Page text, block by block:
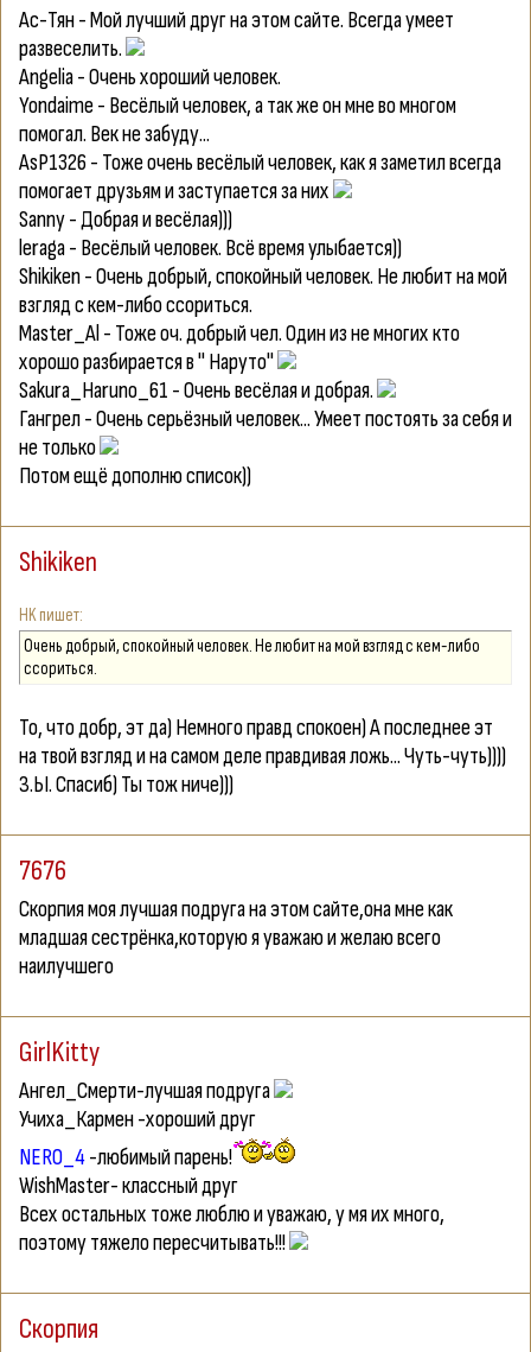
Ас-Тян- Мой лучший друг на этом сайте. Всегда умеет
развеселить.
Angelia- Очень хороший человек.
Yondаime- Весёлый человек, а так же он мне во многом
помогал. Век не забуду...
AsP1326- Тоже очень весёлый человек, как я заметил всегда
помогает друзьям и заступается за них
Sanny- Добрая и весёлая)))
leraga- Весёлый человек. Всё время улыбается))
Shikiken- Очень добрый, спокойный человек. Не любит на мой
взгляд с кем-либо ссориться.
Master_Al- Тоже оч. добрый чел. Один из не многих кто
хорошо разбирается в " Наруто"
Sakura_Haruno_61 - Очень весёлая и добрая.
Гангрел- Очень серьёзный человек... Умеет постоять за себя и
не только
Потом ещё дополню список))
Shikiken
HK
Очень добрый, спокойный человек. Не любит на мой взгляд с кем-либо
ссориться.
То, что добр, эт да) Немного правд спокоен) А последнее эт
на твой взгляд и на самом деле правдивая ложь... Чуть-чуть))))
З.Ы. Спасиб) Ты тож ниче)))
7676
Скорпия моя лучшая подруга на этом сайте,она мне как
младшая сестрёнка,которую я уважаю и желаю всего
наилучшего
GirlKitty
Ангел_Смерти-лучшая подруга
Учиха_Кармен-хороший друг
NERO_4-любимый парень!
WishMaster- классный друг
Всех остальных тоже люблю и уважаю, у мя их много,
поэтому тяжело пересчитывать!!!
Скорпия